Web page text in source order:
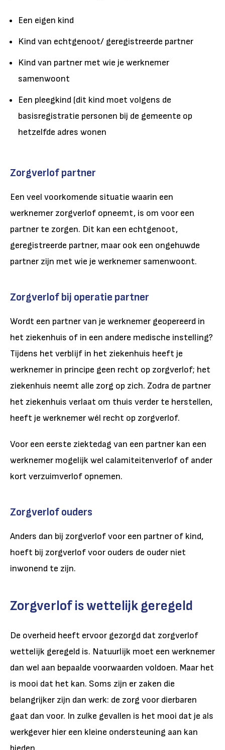
Een eigen kind
Kind van echtgenoot/ geregistreerde partner
Kind van partner met wie je werknemer
samenwoont
Een pleegkind (dit kind moet volgens de
basisregistratie personen bij de gemeente op
hetzelfde adres wonen
Zorgverlof partner
Een veel voorkomende situatie waarin een
werknemer zorgverlof opneemt, is om voor een
partner te zorgen. Dit kan een echtgenoot,
geregistreerde partner, maar ook een ongehuwde
partner zijn met wie je werknemer samenwoont.
Zorgverlof bij operatie partner
Wordt een partner van je werknemer geopereerd in
het ziekenhuis of in een andere medische instelling?
Tijdens het verblijf in het ziekenhuis heeft je
werknemer in principe geen recht op zorgverlof; het
ziekenhuis neemt alle zorg op zich. Zodra de partner
het ziekenhuis verlaat om thuis verder te herstellen,
heeft je werknemer wél recht op zorgverlof.
Voor een eerste ziektedag van een partner kan een
werknemer mogelijk wel calamiteitenverlof of ander
kort verzuimverlof opnemen.
Zorgverlof ouders
Anders dan bij zorgverlof voor een partner of kind,
hoeft bij zorgverlof voor ouders de ouder niet
inwonend te zijn.
Zorgverlof is wettelijk geregeld
De overheid heeft ervoor gezorgd dat zorgverlof
wettelijk geregeld is. Natuurlijk moet een werknemer
dan wel aan bepaalde voorwaarden voldoen. Maar het
is mooi dat het kan. Soms zijn er zaken die
belangrijker zijn dan werk: de zorg voor dierbaren
gaat dan voor. In zulke gevallen is het mooi dat je als
werkgever hier een kleine ondersteuning aan kan